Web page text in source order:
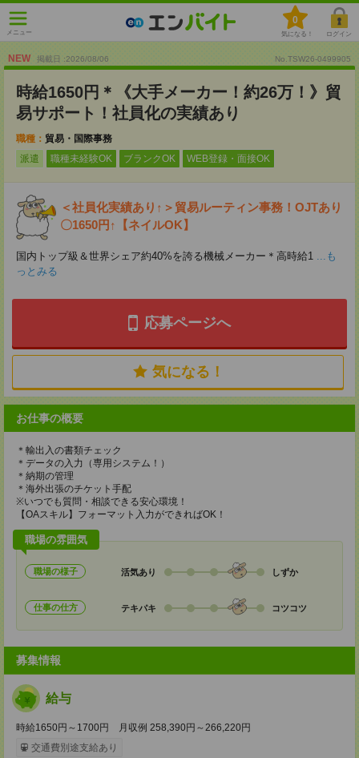
メニュー
0
気になる！ ログイン
NEW 掲載日 :2026/08/06 No.TSW26-0499905
時給1650円＊《大手メーカー！約26万！》貿
易サポート！社員化の実績あり
職種： 貿易・国際事務
派遣
職種未経験OK ブランクOK WEB登録・面接OK
＜社員化実績あり↑＞貿易ルーティン事務！OJTあり
〇1650円↑【ネイルOK】
国内トップ級＆世界シェア約40%を誇る機械メーカー＊高時給1 ...も
っとみる
応募ページへ
気になる！
お仕事の概要
＊輸出入の書類チェック
＊データの入力（専用システム！）
＊納期の管理
＊海外出張のチケット手配
※いつでも質問・相談できる安心環境！
【OAスキル】フォーマット入力ができればOK！
職場の雰囲気
職場の様子 活気あり しずか
仕事の仕方 テキパキ コツコツ
募集情報
給与
時給1650円～1700円 月収例 258,390円～266,220円
交通費別途支給あり